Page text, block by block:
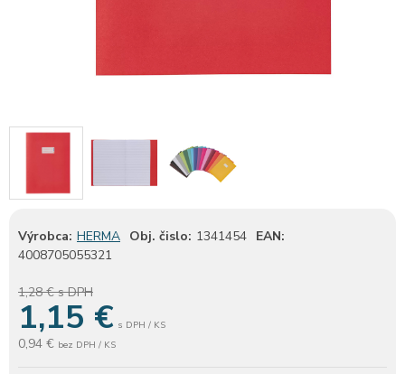
Výrobca: HERMA Obj. čislo: 1341454 EAN:
4008705055321
1,28 €s DPH
1,15 € s DPH / KS
0,94 € bez DPH / KS